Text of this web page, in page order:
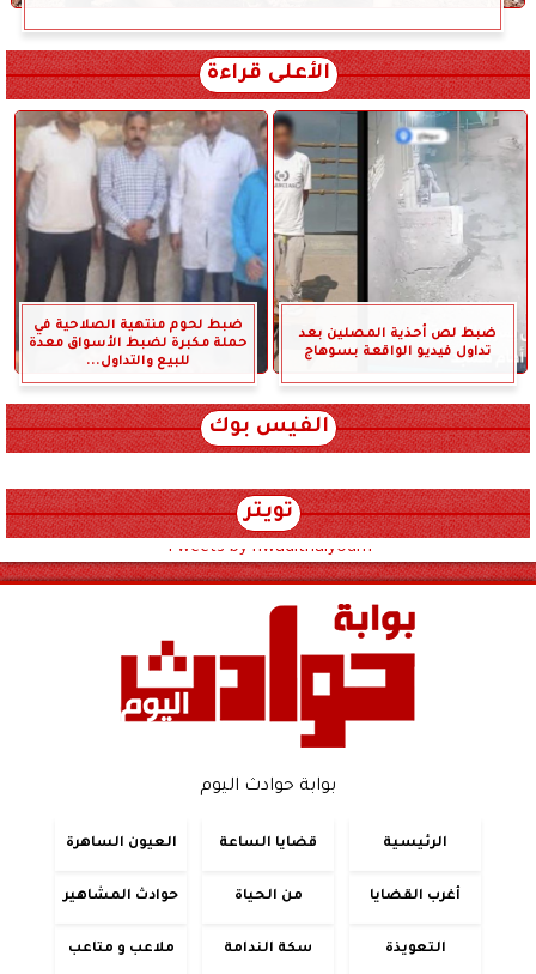
الأعلى قراءة
ضبط لص أحذية المصلين بعد
تداول فيديو الواقعة بسوهاج
ضبط لحوم منتهية الصلاحية في
حملة مكبرة لضبط الأسواق معدة
للبيع والتداول...
الفيس بوك
تويتر
Tweets by hwadithalyoum
بوابة حوادث اليوم
الرئيسية قضايا الساعة العيون الساهرة
أغرب القضايا من الحياة حوادث المشاهير
التعويذة سكة الندامة ملاعب و متاعب